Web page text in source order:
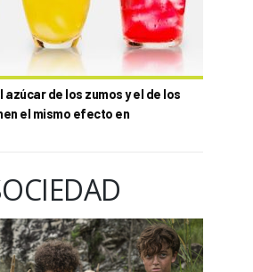
azúcar de los zumos y el de los
el mismo efecto en